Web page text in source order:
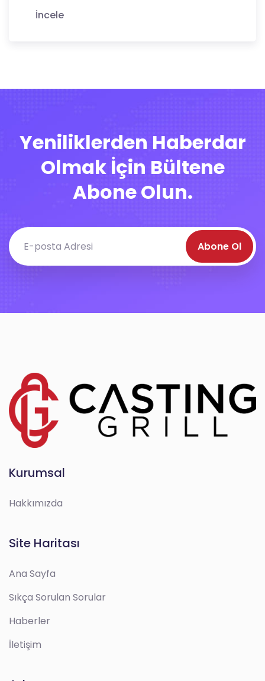
İncele
Yeniliklerden Haberdar
Olmak İçin Bültene
Abone Olun.
Abone Ol
Kurumsal
Hakkımızda
Site Haritası
Ana Sayfa
Sıkça Sorulan Sorular
Haberler
İletişim